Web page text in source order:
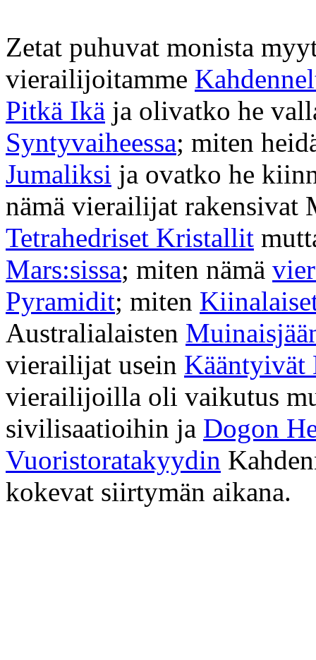
Zetat puhuvat monista
vierailijoitamme
Pitkä Ikä ja olivatko he
Syntyvaiheessa; miten
Jumaliksi ja ovatko he
nämä vierailijat rakensivat
Tetrahedriset Kristallit
Mars:sissa; miten nämä
Pyramidit; miten
Australialaisten
vierailijat usein Kääntyivät
vierailijoilla oli vaikutus
sivilisaatioihin ja Dogon
Vuoristoratakyydin
kokevat siirtymän aikana.